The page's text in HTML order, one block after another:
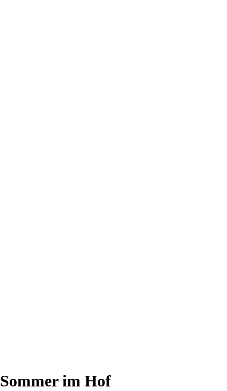
Sommer im Hof